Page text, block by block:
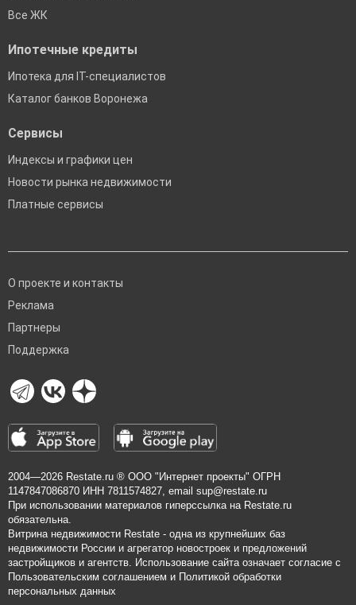
Все ЖК
Ипотечные кредиты
Ипотека для IT-специалистов
Каталог банков Воронежа
Сервисы
Индексы и графики цен
Новости рынка недвижимости
Платные сервисы
О проекте и контакты
Реклама
Партнеры
Поддержка
2004—2026 Restate.ru ® ООО "Интернет проекты" ОГРН
1147847086870 ИНН 7811574827, email sup@restate.ru
При использовании материалов гиперссылка на Restate.ru
обязательна.
Витрина недвижимости Restate - одна из крупнейших баз
недвижимости России и агрегатор новостроек и предложений
застройщиков и агентств. Использование сайта означает согласие с
Пользовательским соглашением и Политикой обработки
персональных данных